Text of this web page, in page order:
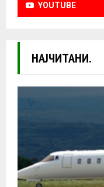
YOUTUBE
НАЈЧИТАНИ.